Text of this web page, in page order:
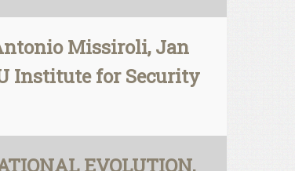
Missiroli, Jan
Institute for Security
EVOLUTION,